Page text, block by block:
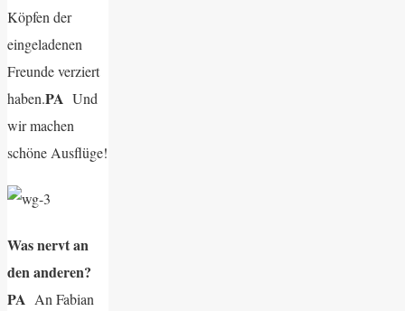
Köpfen der
eingeladenen
Freunde verziert
haben.PA Und
wir machen
schöne Ausflüge!
Was nervt an
den anderen?
PA An Fabian